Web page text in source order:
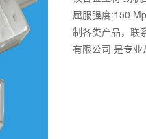
屈服强度:150
制各类产品，联
有限公司 是专业